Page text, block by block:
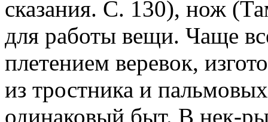
сказания. С. 130), нож
для работы вещи. Чаще
плетением веревок,
из тростника и
одинаковый быт. В нек-